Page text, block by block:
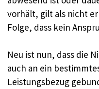
vorhält, gilt als nicht
Folge, dass kein
Neu ist nun, dass die
auch an ein
Leistungsbezug